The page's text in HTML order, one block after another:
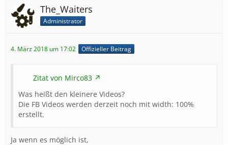
The_Waiters
Administrator
4. März 2018 um 17:02 Offizieller Beitrag
Zitat von Mirco83
Was heißt den kleinere Videos?
Die FB Videos werden derzeit noch mit width: 100%
erstellt.
Ja wenn es möglich ist,